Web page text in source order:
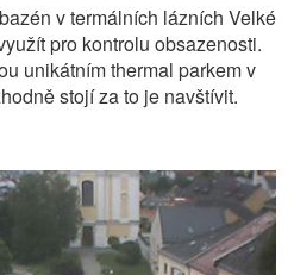
v termálních lázních Velké
pro kontrolu obsazenosti.
unikátním thermal parkem v
stojí za to je navštívit.